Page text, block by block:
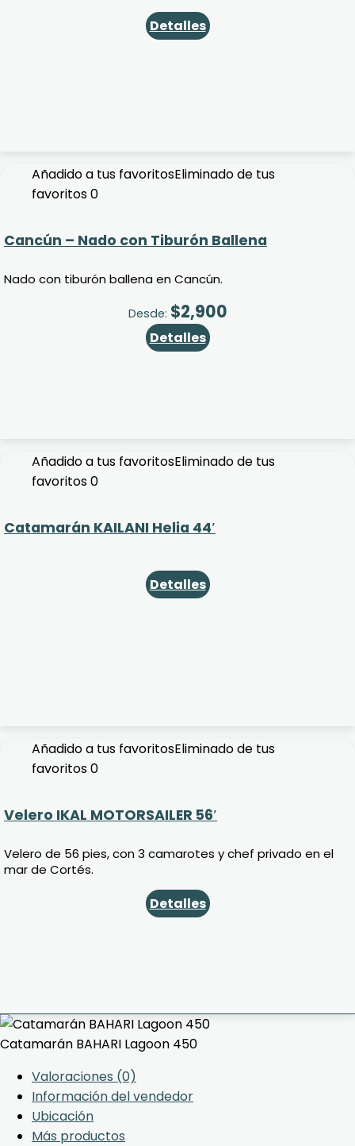
Detalles
Añadido a tus favoritosEliminado de tus
favoritos0
Cancún – Nado con Tiburón Ballena
Nado con tiburón ballena en Cancún.
Desde: $2,900
Detalles
Añadido a tus favoritosEliminado de tus
favoritos0
Catamarán KAILANI Helia 44′
Detalles
Añadido a tus favoritosEliminado de tus
favoritos0
Velero IKAL MOTORSAILER 56′
Velero de 56 pies, con 3 camarotes y chef privado en el
mar de Cortés.
Detalles
Catamarán BAHARI Lagoon 450
Valoraciones (0)
Información del vendedor
Ubicación
Más productos